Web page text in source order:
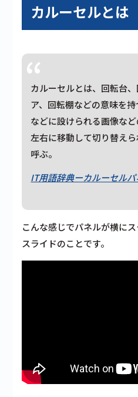
カルーセルとは
カルーセルとは、回転台
ア、回転棚などの意味を
などに設けられる画像な
左右に移動して切り替え
呼ぶ。
IT用語辞典ーカルーセル
こんな感じでパネルが横に
スライドのことです。